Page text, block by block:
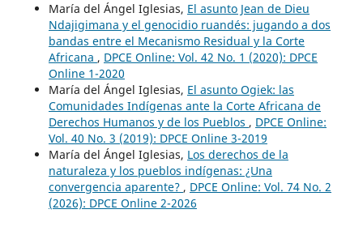
María del Ángel Iglesias, El asunto Jean de Dieu
Ndajigimana y el genocidio ruandés: jugando a dos
bandas entre el Mecanismo Residual y la Corte
Africana , DPCE Online: Vol. 42 No. 1 (2020): DPCE
Online 1-2020
María del Ángel Iglesias, El asunto Ogiek: las
Comunidades Indígenas ante la Corte Africana de
Derechos Humanos y de los Pueblos , DPCE Online:
Vol. 40 No. 3 (2019): DPCE Online 3-2019
María del Ángel Iglesias, Los derechos de la
naturaleza y los pueblos indígenas: ¿Una
convergencia aparente? , DPCE Online: Vol. 74 No. 2
(2026): DPCE Online 2-2026